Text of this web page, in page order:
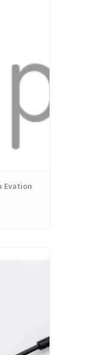
Evation